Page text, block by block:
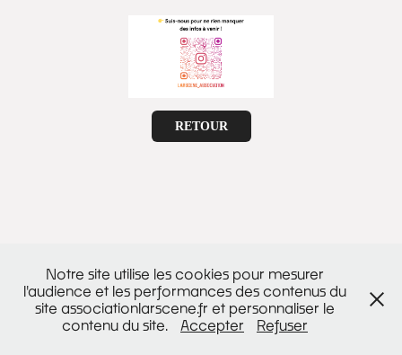
RETOUR
Notre site utilise les cookies pour mesurer
l'audience et les performances des contenus du
site associationlarscene.fr et personnaliser le
contenu du site.
Accepter Refuser